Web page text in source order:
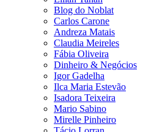
Blog do Noblat
Carlos Carone
Andreza Matais
Claudia Meireles
Fábia Oliveira
Dinheiro & Negócios
Igor Gadelha
Ilca Maria Estevão
Isadora Teixeira
Mario Sabino
Mirelle Pinheiro